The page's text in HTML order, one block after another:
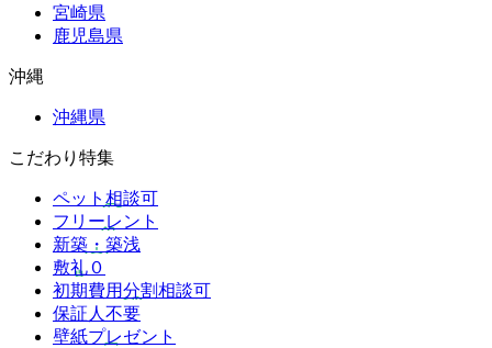
宮崎県
鹿児島県
沖縄
沖縄県
こだわり特集
ペット相談可
フリーレント
新築・築浅
敷礼０
初期費用分割相談可
保証人不要
壁紙プレゼント